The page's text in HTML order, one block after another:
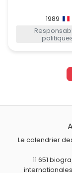
1989
Le calendrier
11 651